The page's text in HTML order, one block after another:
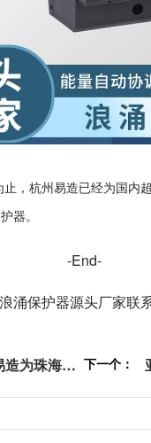
止，杭州易造已经为国内
器。
-End-
造为珠海粤
号规格可定
易造]
下一个：